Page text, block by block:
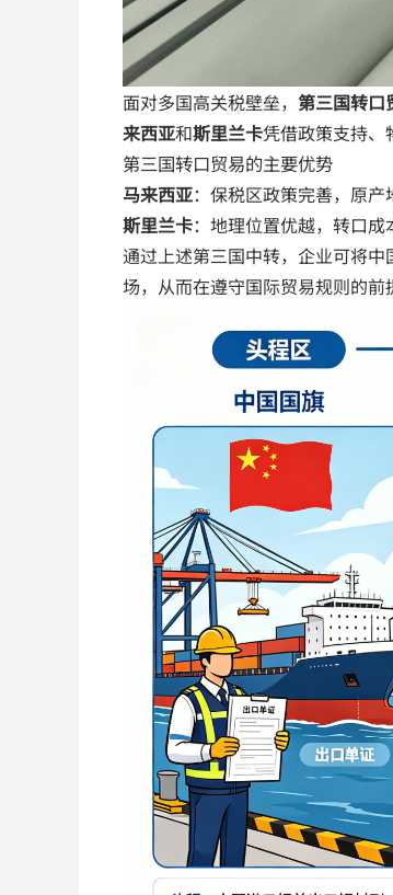
面对多国高关税壁垒， 第三国转口
来西亚和斯里兰卡凭借政策支持、
第三国转口贸易的主要优势
马来西亚：保税区政策完善，原产
斯里兰卡：地理位置优越，转口成
通过上述第三国中转，企业可将
场，从而在遵守国际贸易规则的前